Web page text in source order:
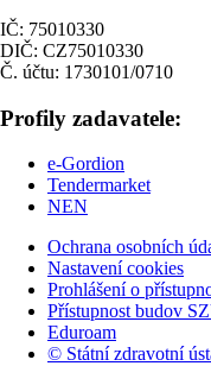
IČ: 75010330
DIČ: CZ75010330
Č. účtu: 1730101/0710
Profily zadavatele:
e-Gordion
Tendermarket
NEN
Ochrana osobních
Nastavení cookies
Prohlášení o
Přístupnost budov
Eduroam
© Státní zdravotní